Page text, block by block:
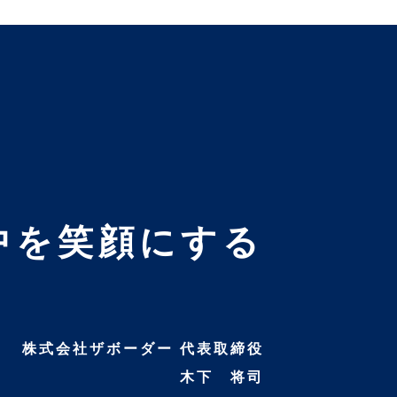
を笑顔にする
株式会社ザボーダー 代表取締役
木下 将司